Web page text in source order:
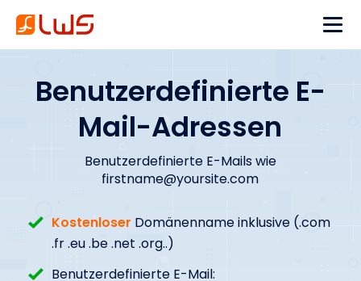
Benutzerdefinierte E-
Mail-Adressen
Benutzerdefinierte E-Mails wie
firstname@yoursite.com
Kostenloser Domänenname inklusive (.com
.fr .eu .be .net .org..)
Benutzerdefinierte E-Mail: